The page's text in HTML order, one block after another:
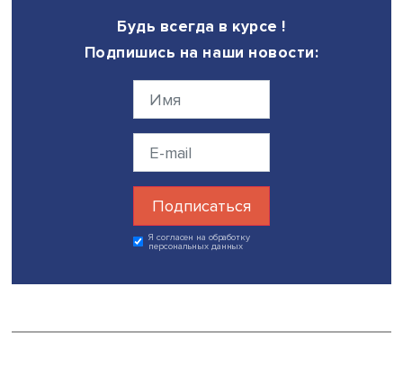
Президент НИУ ВШЭ, президент РСПП
полагает, что у каждого банка должны быть свои
этапом мы не должны проводить это на жесткой